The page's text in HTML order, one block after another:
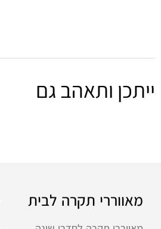
ייתכן ותאהב גם
מאווררי תקרה לבית